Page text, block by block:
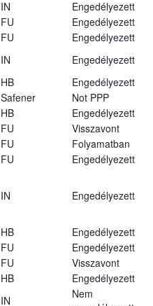
IN
Engedélyezett
FU
Engedélyezett
FU
Engedélyezett
IN
Engedélyezett
HB
Engedélyezett
Safener
Not PPP
HB
Engedélyezett
FU
Visszavont
FU
Folyamatban
FU
Engedélyezett
IN Engedélyezett
HB
Engedélyezett
FU
Engedélyezett
FU
Visszavont
HB
Engedélyezett
IN
Nem